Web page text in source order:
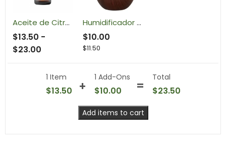
Aceite de Citronela
$13.50 -
$23.00
Humidificador Ultrasónico con Difusor de Aceites Esenciales
$10.00
$11.50
1 Item
$13.50
1 Add-Ons
$10.00
Total
$23.50
Add items to cart